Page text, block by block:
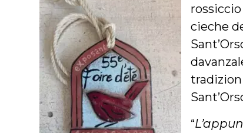
cieche
“